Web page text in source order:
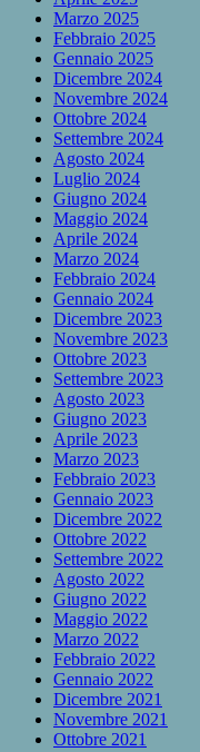
Marzo 2025
Febbraio 2025
Gennaio 2025
Dicembre 2024
Novembre 2024
Ottobre 2024
Settembre 2024
Agosto 2024
Luglio 2024
Giugno 2024
Maggio 2024
Aprile 2024
Marzo 2024
Febbraio 2024
Gennaio 2024
Dicembre 2023
Novembre 2023
Ottobre 2023
Settembre 2023
Agosto 2023
Giugno 2023
Aprile 2023
Marzo 2023
Febbraio 2023
Gennaio 2023
Dicembre 2022
Ottobre 2022
Settembre 2022
Agosto 2022
Giugno 2022
Maggio 2022
Marzo 2022
Febbraio 2022
Gennaio 2022
Dicembre 2021
Novembre 2021
Ottobre 2021